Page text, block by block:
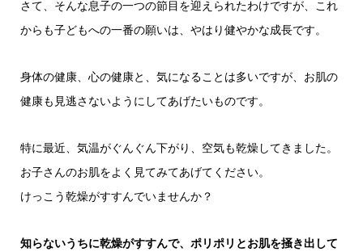
さて、そんな息子の一つの節目を迎えられたわけですが、これ
からも子どもへの一番の願いは、やはり健やかな成長です。
身体の健康、心の健康と、気になることは多いですが、お肌の
健康も見逃さないようにしてあげたいものです。
特に最近、気温がぐんぐん下がり、空気も乾燥してきました。
お子さんのお肌をよく見てみてあげてください。
けっこう乾燥がすすんでいませんか？
知らないうちに乾燥がすすんで、ポリポリとお肌を掻き出して